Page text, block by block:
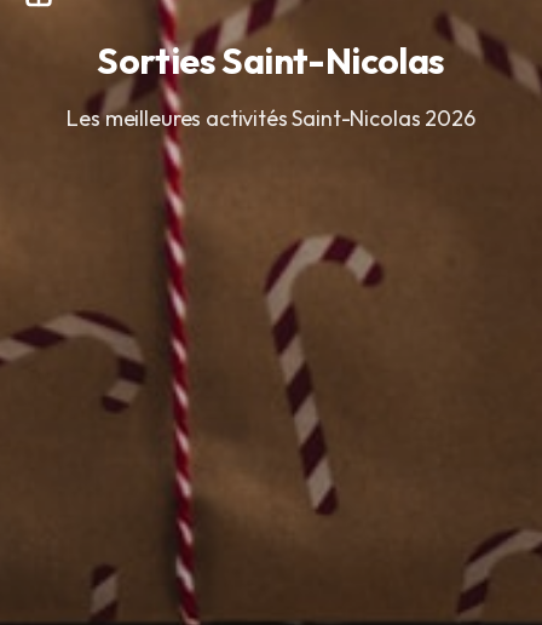
Sorties Saint-Nicolas
Les meilleures activités Saint-Nicolas 2026